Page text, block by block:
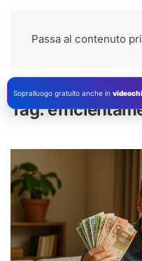
Passa al contenuto
Tag:
Sopralluogo gratuito anche in